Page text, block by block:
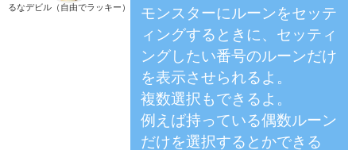
るなデビル（自由でラッキー）
モンスターにルーンをセッテ
ィングするときに、セッティ
ングしたい番号のルーンだけ
を表示させられるよ。
複数選択もできるよ。
例えば持っている偶数ルーン
だけを選択するとかできる